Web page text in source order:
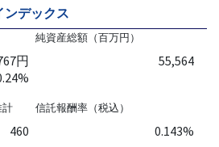
ンデックス
円
純資産総額（百万円）
55,564
計
460
信託報酬率（税込）
0.143%